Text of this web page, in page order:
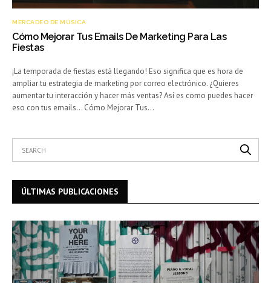
MERCADEO DE MÚSICA
Cómo Mejorar Tus Emails De Marketing Para Las
Fiestas
¡La temporada de fiestas está llegando! Eso significa que es hora de
ampliar tu estrategia de marketing por correo electrónico. ¿Quieres
aumentar tu interacción y hacer más ventas? Así es como puedes hacer
eso con tus emails… Cómo Mejorar Tus…
ÚLTIMAS PUBLICACIONES